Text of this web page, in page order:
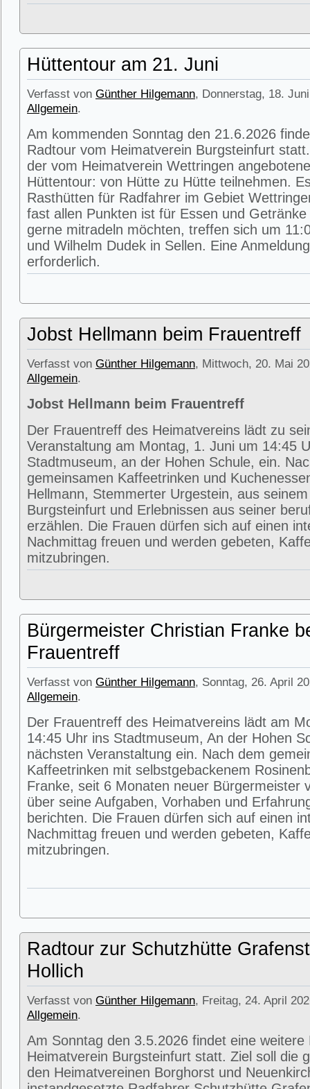
Hüttentour am 21. Juni
Verfasst von Günther Hilgemann, Donnerstag, 18.
Allgemein.
Am kommenden Sonntag den 21.6.2026
Radtour vom Heimatverein Burgsteinfurt
der vom Heimatverein Wettringen
Hüttentour: von Hütte zu Hütte teilnehmen.
Rasthütten für Radfahrer im Gebiet
fast allen Punkten ist für Essen und
gerne mitradeln möchten, treffen sich um
und Wilhelm Dudek in Sellen. Eine
erforderlich.
Jobst Hellmann beim Frauentreff
Verfasst von Günther Hilgemann, Mittwoch, 20. Mai
Allgemein.
Jobst Hellmann beim Frauentreff
Der Frauentreff des Heimatvereins lädt zu
Veranstaltung am Montag, 1. Juni um 14:45
Stadtmuseum, an der Hohen Schule, ein.
gemeinsamen Kaffeetrinken und
Hellmann, Stemmerter Urgestein, aus
Burgsteinfurt und Erlebnissen aus seiner
erzählen. Die Frauen dürfen sich auf einen
Nachmittag freuen und werden gebeten,
mitzubringen.
Bürgermeister Christian Franke
Frauentreff
Verfasst von Günther Hilgemann, Sonntag, 26. April
Allgemein.
Der Frauentreff des Heimatvereins lädt am
14:45 Uhr ins Stadtmuseum, An der Hohen
nächsten Veranstaltung ein. Nach dem
Kaffeetrinken mit selbstgebackenem
Franke, seit 6 Monaten neuer Bürgermeister
über seine Aufgaben, Vorhaben und
berichten. Die Frauen dürfen sich auf einen
Nachmittag freuen und werden gebeten,
mitzubringen.
Radtour zur Schutzhütte
Hollich
Verfasst von Günther Hilgemann, Freitag, 24. April
Allgemein.
Am Sonntag den 3.5.2026 findet eine weitere
Heimatverein Burgsteinfurt statt. Ziel soll die
den Heimatvereinen Borghorst und